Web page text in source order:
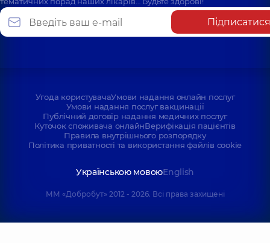
Підписатися
Угода користувачаУмови надання онлайн послуг
Умови надання послуг вакцинації
Публічний договір надання медичних послуг
Куточок споживача онлайнВерифікація пацієнтів
Правила внутрішнього розпорядку
Політика приватності та використання файлів cookie
Українською мовоюEnglish
ММ «Добробут» 2012 - 2026. Всі права захищені